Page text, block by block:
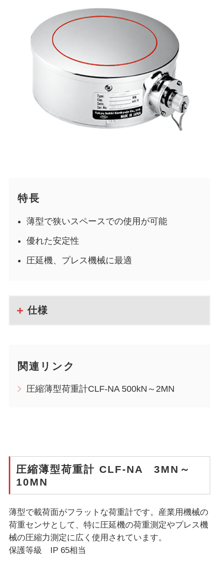
特長
薄型で狭いスペースでの使用が可能
優れた安定性
圧延機、プレス機械に最適
仕様
関連リンク
圧縮薄型荷重計CLF-NA 500kN～2MN
圧縮薄型荷重計 CLF-NA 3MN～
10MN
薄型で載荷面がフラットな荷重計です。産業用機械の
荷重センサとして、特に圧延機の荷重測定やプレス機
械の圧縮力測定に広く使用されています。
保護等級 IP 65相当